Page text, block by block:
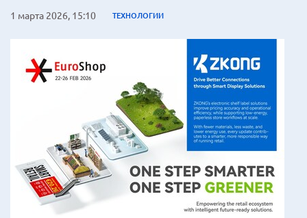
1 марта 2026, 15:10 ТЕХНОЛОГИИ